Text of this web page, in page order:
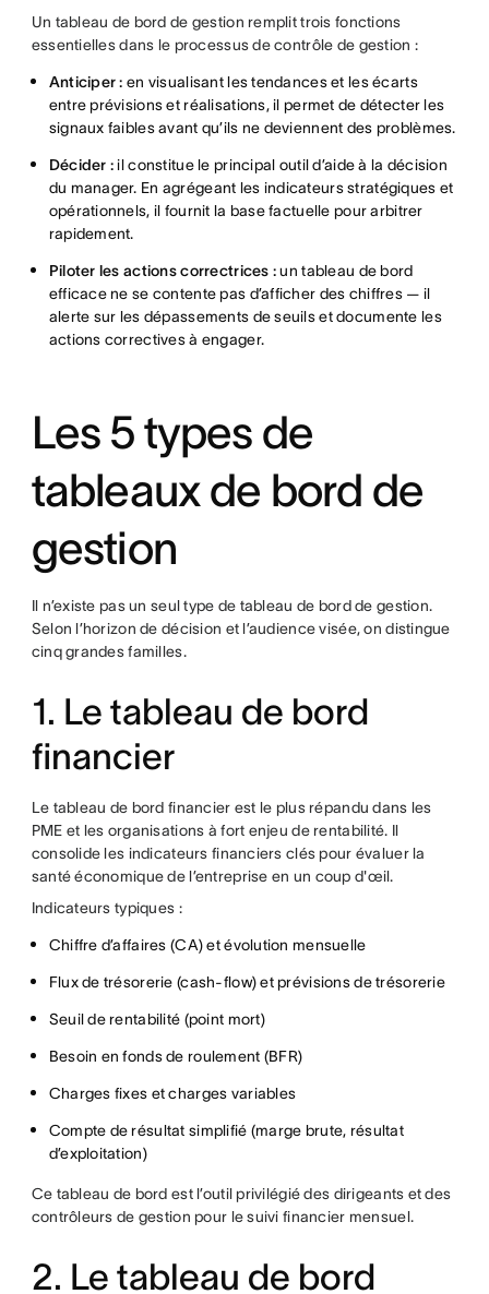
Un tableau de bord de gestion remplit trois fonctions
essentielles dans le processus de contrôle de gestion :
Anticiper :en visualisant les tendances et les écarts
entre prévisions et réalisations, il permet de détecter les
signaux faibles avant qu’ils ne deviennent des problèmes.
Décider :il constitue le principal outil d’aide à la décision
du manager. En agrégeant les indicateurs stratégiques et
opérationnels, il fournit la base factuelle pour arbitrer
rapidement.
Piloter les actions correctrices :un tableau de bord
efficace ne se contente pas d’afficher des chiffres — il
alerte sur les dépassements de seuils et documente les
actions correctives à engager.
Les 5 types de
tableaux de bord de
gestion
Il n’existe pas un seul type de tableau de bord de gestion.
Selon l’horizon de décision et l’audience visée, on distingue
cinq grandes familles.
1. Le tableau de bord
financier
Le tableau de bord financier est le plus répandu dans les
PME et les organisations à fort enjeu de rentabilité. Il
consolide les indicateurs financiers clés pour évaluer la
santé économique de l’entreprise en un coup d'œil.
Indicateurs typiques :
Chiffre d’affaires (CA) et évolution mensuelle
Flux de trésorerie (cash-flow) et prévisions de trésorerie
Seuil de rentabilité (point mort)
Besoin en fonds de roulement (BFR)
Charges fixes et charges variables
Compte de résultat simplifié (marge brute, résultat
d’exploitation)
Ce tableau de bord est l’outil privilégié des dirigeants et des
contrôleurs de gestion pour le suivi financier mensuel.
2. Le tableau de bord